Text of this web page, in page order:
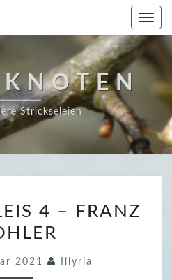
Strickseleien
9
/
4 – FRANZ
2021 Illyria